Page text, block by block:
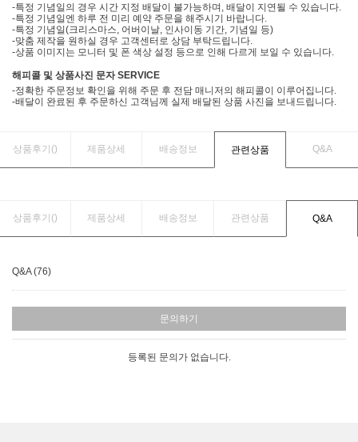
-특정 기념일의 경우 시간 지정 배달이 불가능하며, 배달이 지연될 수 있습니다.
-특정 기념일엔 하루 전 미리 예약 주문을 해주시기 바랍니다.
-특정 기념일(크리스마스, 어버이날, 인사이동 기간, 기념일 등)
-맞춤 제작을 원하실 경우 고객센터로 상담 부탁드립니다.
-상품 이미지는 모니터 및 폰 색상 설정 등으로 인해 다르게 보일 수 있습니다.
해피콜 및 상품사진 문자 SERVICE
-정확한 주문정보 확인을 위해 주문 후 전담 매니저의 해피콜이 이루어집니다.
-배달이 완료된 후 주문하신 고객님께 실제 배달된 상품 사진을 보내드립니다.
상품후기() 제품상세 배송정보 관련상품 Q&A
상품후기() 제품상세 배송정보 관련상품 Q&A
Q&A (76)
문의하기
등록된 문의가 없습니다.